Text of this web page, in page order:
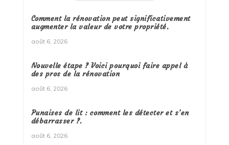
Comment la rénovation peut significativement
augmenter la valeur de votre propriété.
août 6, 2026
Nouvelle étape ? Voici pourquoi faire appel à
des pros de la rénovation
août 6, 2026
Punaises de lit : comment les détecter et s’en
débarrasser ?.
août 6, 2026